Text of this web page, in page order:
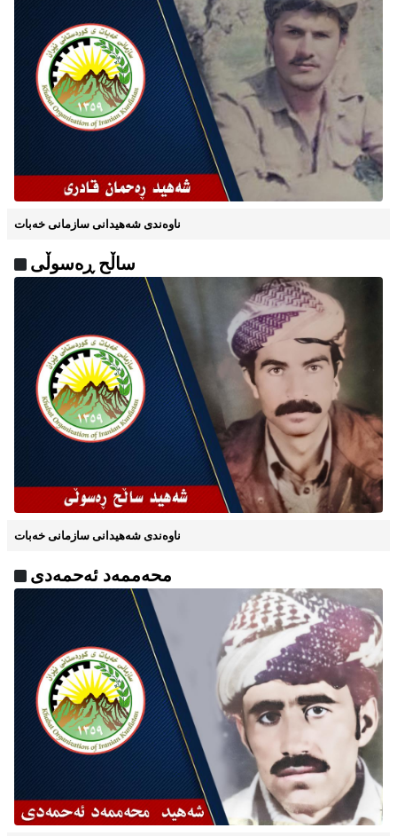
ناوه‌ندی شه‌هیدانی سازمانی خه‌بات
ساڵح ڕەسوڵی
ناوه‌ندی شه‌هیدانی سازمانی خه‌بات
محه‌ممه‌د ئه‌حمه‌دی